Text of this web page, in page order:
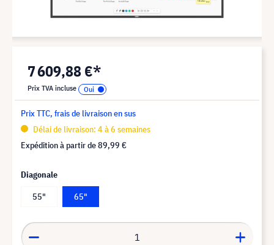
7 609,88 €*
Prix TVA incluse
Prix TTC, frais de livraison en sus
Délai de livraison: 4 à 6 semaines
Expédition à partir de89,99 €
Diagonale
55"
65"